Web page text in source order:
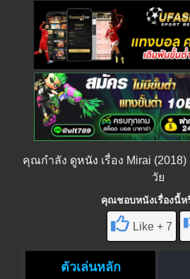
คุณกำลัง ดูหนัง เรื่อง Mirai
วัย
คุณชอบหนังเรื่องนี้ห
Like + 7
ตัวเล่นหลัก